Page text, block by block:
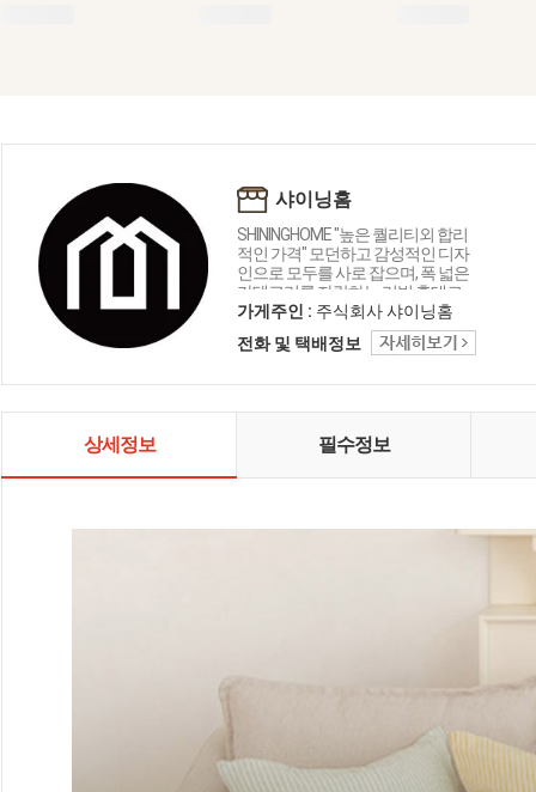
샤이닝홈
SHININGHOME "높은 퀄리티외 합리
적인 가격" 모던하고 감성적인 디자
인으로 모두를 사로 잡으며, 폭 넓은
카테고리를 자랑하는 리빙 홈데코
인테리어 샤이닝홈입니다.
가게주인 : 주식회사 샤이닝홈
전화 및 택배정보
상세정보 필수정보